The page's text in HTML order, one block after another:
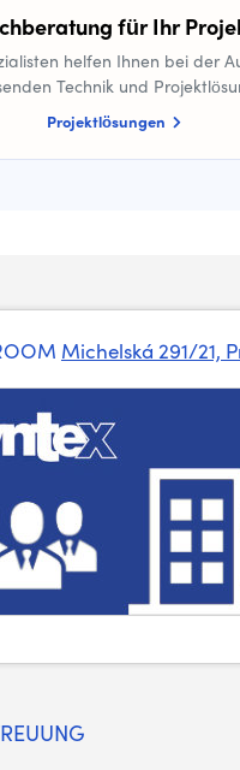
für Ihr
helfen Ihnen bei der
Technik und
Projektlösungen
Michelská 291/21,